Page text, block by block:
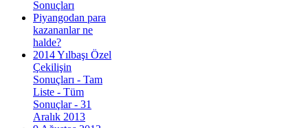
Sonuçları
Piyangodan para
kazananlar ne
halde?
2014 Yılbaşı Özel
Çekilişin
Sonuçları - Tam
Liste - Tüm
Sonuçlar - 31
Aralık 2013